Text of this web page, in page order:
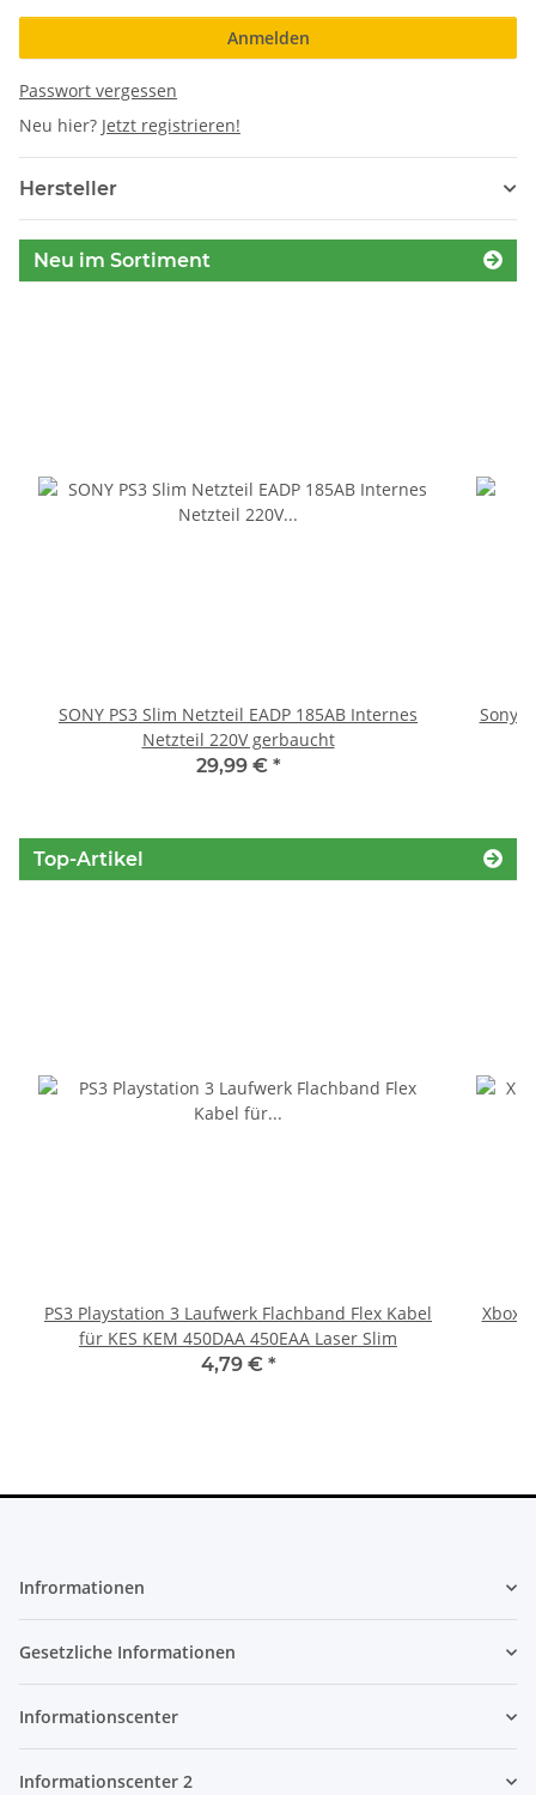
Anmelden
Passwort vergessen
Neu hier? Jetzt registrieren!
Hersteller
Neu im Sortiment
SONY PS3 Slim Netzteil EADP 185AB Internes
Netzteil 220V gerbaucht
29,99 € *
Sony
Top-Artikel
PS3 Playstation 3 Laufwerk Flachband Flex Kabel
für KES KEM 450DAA 450EAA Laser Slim
4,79 € *
Xbox
Infrormationen
Gesetzliche Informationen
Informationscenter
Informationscenter 2